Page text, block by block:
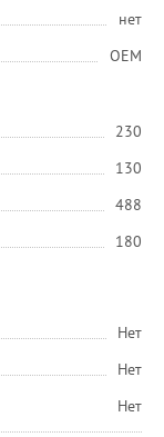
нет
OEM
230
130
488
180
Нет
Нет
Нет